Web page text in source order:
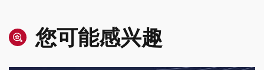
您可能感兴趣